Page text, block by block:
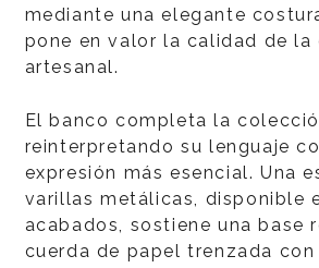
mediante una elegante
pone en valor la calidad de la
artesanal.
El banco completa la
reinterpretando su lenguaje
expresión más esencial. Una
varillas metálicas, disponible
acabados, sostiene una base
cuerda de papel trenzada con